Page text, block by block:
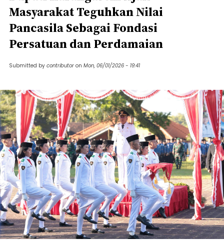
Masyarakat Teguhkan Nilai
Pancasila Sebagai Fondasi
Persatuan dan Perdamaian ​
Submitted by contributor on Mon, 06/01/2026 - 19:41